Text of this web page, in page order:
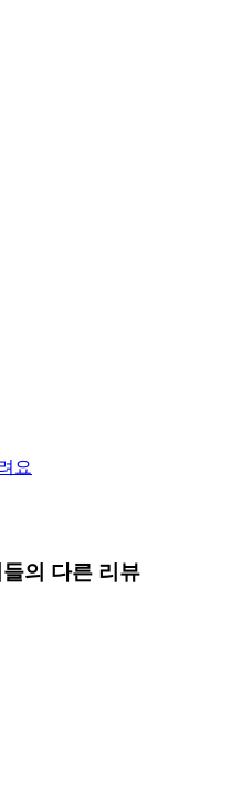
요
의 다른 리뷰